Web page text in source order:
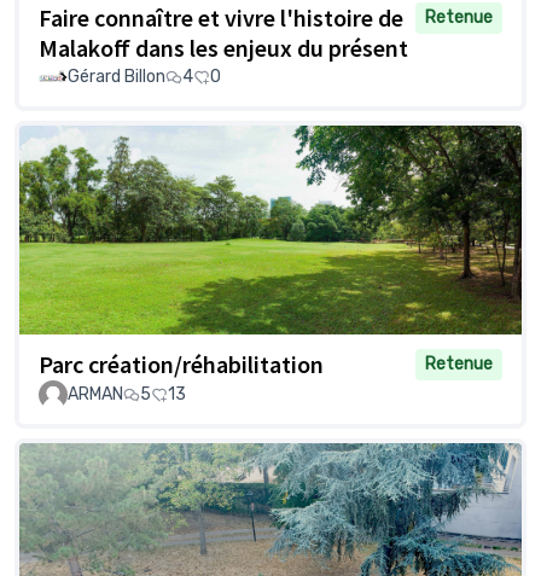
Faire connaître et vivre l'histoire de
Malakoff dans les enjeux du présent
Retenue
Gérard Billon 4 0
Parc création/réhabilitation
Retenue
ARMAN
5 13